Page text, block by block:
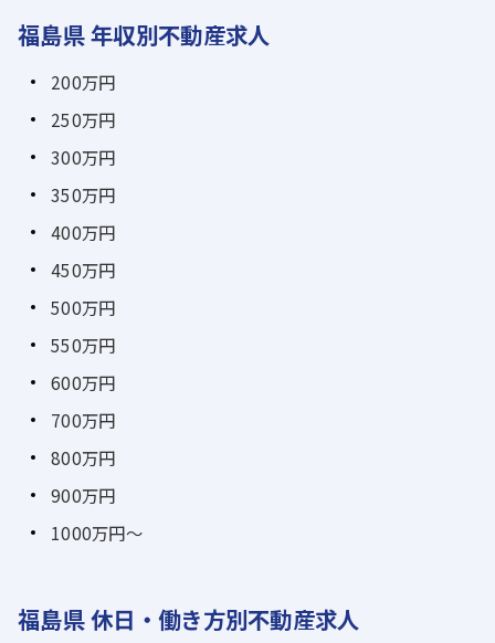
福島県 年収別不動産求人
200万円
250万円
300万円
350万円
400万円
450万円
500万円
550万円
600万円
700万円
800万円
900万円
1000万円～
福島県 休日・働き方別不動産求人